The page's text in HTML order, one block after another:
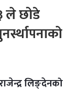
ले छोडे
लिङ्देनको